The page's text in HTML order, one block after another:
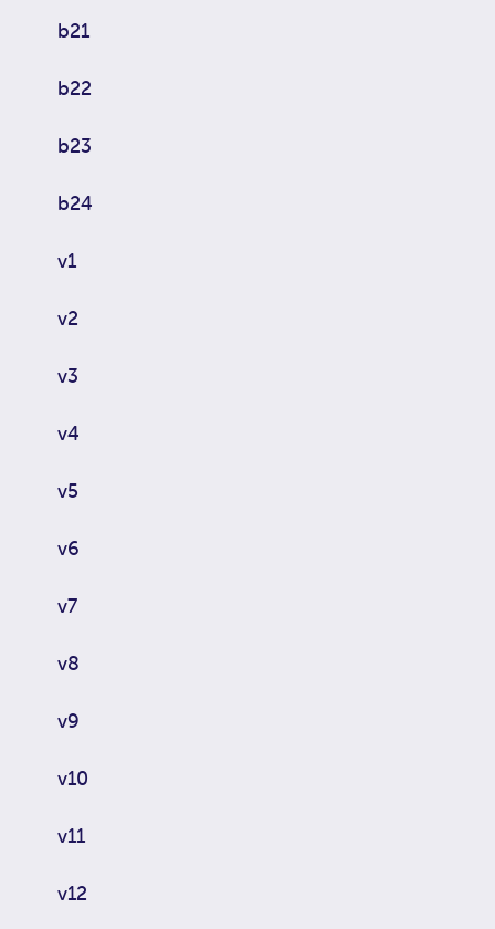
b21
b22
b23
b24
v1
v2
v3
v4
v5
v6
v7
v8
v9
v10
v11
v12